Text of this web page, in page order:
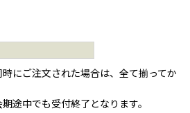
にご注文された場合は、全て揃ってか
途中でも受付終了となります。